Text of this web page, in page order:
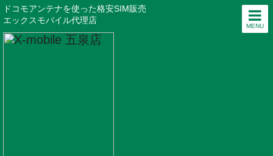
MENU
ドコモアンテナを使った格安SIM販売
エックスモバイル代理店